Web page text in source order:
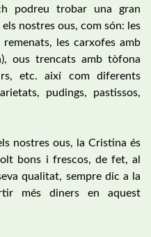
podreu trobar una gran
nostres ous, com són: les
les carxofes amb
ous trencats amb tòfona
etc. així com diferents
pudings, pastissos,
nostres ous, la Cristina és
bons i frescos, de fet, al
qualitat, sempre dic a la
més diners en aquest